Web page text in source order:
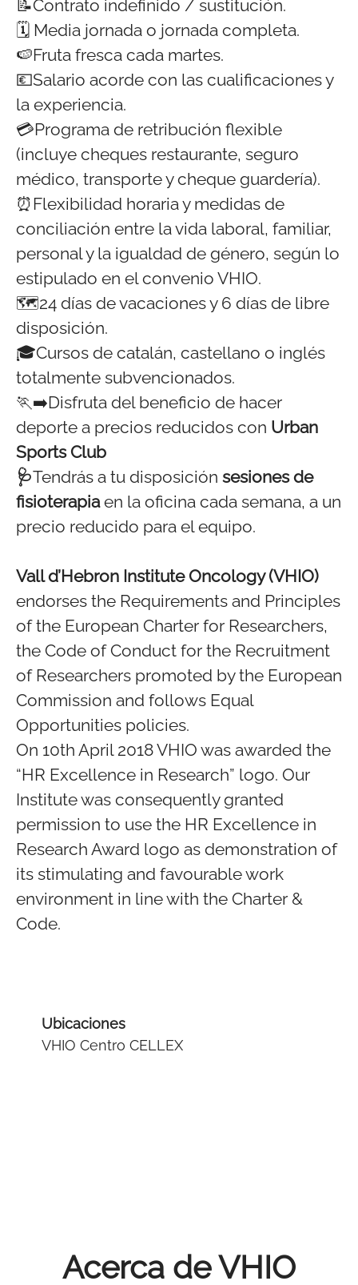
📝Contrato indefinido / sustitución.
🗓️ Media jornada o jornada completa.
🍉Fruta fresca cada martes.
💶Salario acorde con las cualificaciones y
la experiencia.
💳Programa de retribución flexible
(incluye cheques restaurante, seguro
médico, transporte y cheque guardería).
⏰Flexibilidad horaria y medidas de
conciliación entre la vida laboral, familiar,
personal y la igualdad de género, según lo
estipulado en el convenio VHIO.
🗺️24 días de vacaciones y 6 días de libre
disposición.
🎓Cursos de catalán, castellano o inglés
totalmente subvencionados.
🏃‍➡️Disfruta del beneficio de hacer
deporte a precios reducidos con Urban
Sports Club
🩺Tendrás a tu disposición sesiones de
fisioterapiaen la oficina cada semana, a un
precio reducido para el equipo.
Vall d’Hebron Institute Oncology (VHIO)
endorses the Requirements and Principles
of the European Charter for Researchers,
the Code of Conduct for the Recruitment
of Researchers promoted by the European
Commission and follows Equal
Opportunities policies.
On 10th April 2018 VHIO was awarded the
“HR Excellence in Research” logo. Our
Institute was consequently granted
permission to use the HR Excellence in
Research Award logo as demonstration of
its stimulating and favourable work
environment in line with the Charter &
Code.
Ubicaciones
VHIO Centro CELLEX
Acerca de VHIO